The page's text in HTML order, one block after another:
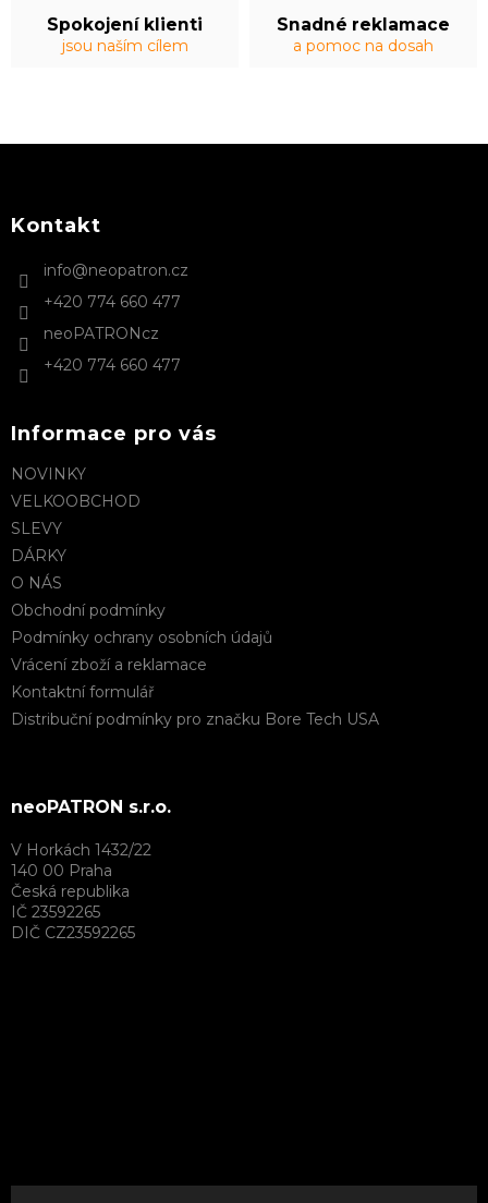
Spokojení klienti
jsou naším cílem
Snadné reklamace
a pomoc na dosah
aKontakt
info@neopatron.cz
+420 774 660 477
neoPATRONcz
+420 774 660 477
Informace pro vás
NOVINKY
VELKOOBCHOD
SLEVY
DÁRKY
O NÁS
Obchodní podmínky
Podmínky ochrany osobních údajů
Vrácení zboží a reklamace
Kontaktní formulář
Distribuční podmínky pro značku Bore Tech USA
neoPATRON s.r.o.
V Horkách 1432/22
140 00 Praha
Česká republika
IČ 23592265
DIČ CZ23592265